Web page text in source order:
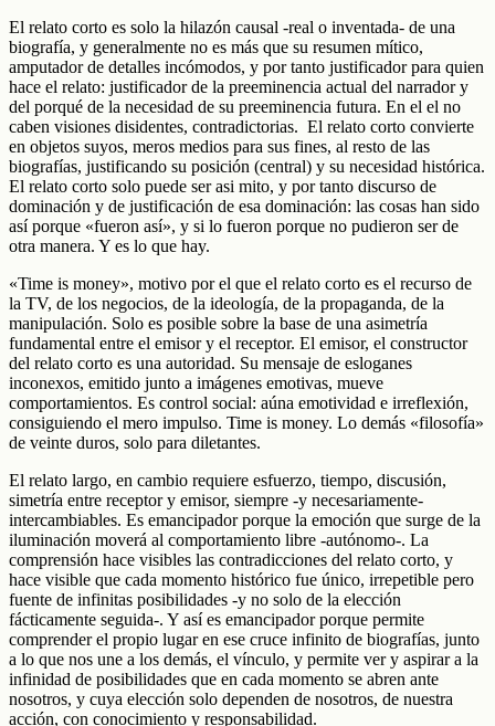
El relato corto es solo la hilazón causal -real o inventada- de una
biografía, y generalmente no es más que su resumen mítico,
amputador de detalles incómodos, y por tanto justificador para quien
hace el relato: justificador de la preeminencia actual del narrador y
del porqué de la necesidad de su preeminencia futura. En el el no
caben visiones disidentes, contradictorias. El relato corto convierte
en objetos suyos, meros medios para sus fines, al resto de las
biografías, justificando su posición (central) y su necesidad histórica.
El relato corto solo puede ser asi mito, y por tanto discurso de
dominación y de justificación de esa dominación: las cosas han sido
así porque «fueron así», y si lo fueron porque no pudieron ser de
otra manera. Y es lo que hay.
«Time is money», motivo por el que el relato corto es el recurso de
la TV, de los negocios, de la ideología, de la propaganda, de la
manipulación. Solo es posible sobre la base de una asimetría
fundamental entre el emisor y el receptor. El emisor, el constructor
del relato corto es una autoridad. Su mensaje de esloganes
inconexos, emitido junto a imágenes emotivas, mueve
comportamientos. Es control social: aúna emotividad e irreflexión,
consiguiendo el mero impulso. Time is money. Lo demás «filosofía»
de veinte duros, solo para diletantes.
El relato largo, en cambio requiere esfuerzo, tiempo, discusión,
simetría entre receptor y emisor, siempre -y necesariamente-
intercambiables. Es emancipador porque la emoción que surge de la
iluminación moverá al comportamiento libre -autónomo-. La
comprensión hace visibles las contradicciones del relato corto, y
hace visible que cada momento histórico fue único, irrepetible pero
fuente de infinitas posibilidades -y no solo de la elección
fácticamente seguida-. Y así es emancipador porque permite
comprender el propio lugar en ese cruce infinito de biografías, junto
a lo que nos une a los demás, el vínculo, y permite ver y aspirar a la
infinidad de posibilidades que en cada momento se abren ante
nosotros, y cuya elección solo dependen de nosotros, de nuestra
acción, con conocimiento y responsabilidad.